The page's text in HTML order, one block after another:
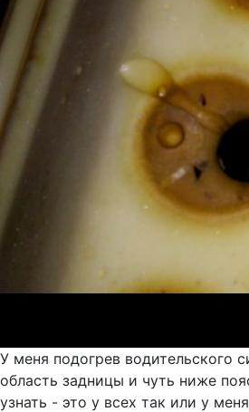
У меня подогрев водительского
область задницы и чуть ниже
узнать - это у всех так или у